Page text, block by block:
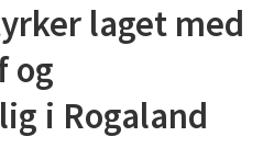
laget med
og
i Rogaland